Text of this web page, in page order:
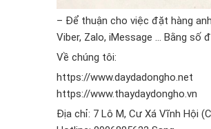
– Để thuận cho việc đặt hàng
Viber, Zalo, iMessage … Bằng số
Về chúng tôi:
https://www.daydadongho.net
https://www.thaydaydongho.vn
Địa chỉ: 7 Lô M, Cư Xá Vĩnh Hội